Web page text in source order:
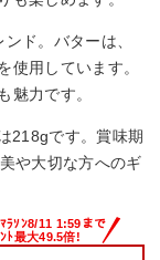
ド。バターは、
使用しています。
魅力です。
218gです。賞味期
や大切な方へのギ